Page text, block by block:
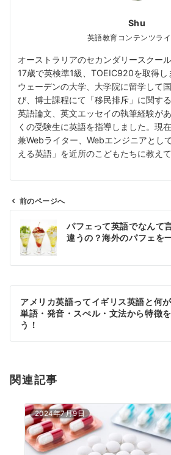
Shu
英語教育コンテンツラ
オーストラリアのセカンダリースクー
17歳で英検準1級、TOEIC920を取得し
ウェーデンの大学、大学院に留学して
び、博士課程にて「移民排斥」に関す
英語論文、英文エッセイの執筆経験が
くの受験生に英語を指導しました。現
兼Webライター、Webエンジニアとし
える英語」を近所のこどもたちに教えて
ン
前のページへ
パフェって英語でなんて
違うの？海外のパフェを
アメリカ英語ってイギリス英語と何
単語・発音・スぺル・文法から特徴
う！
関連記事
2024年7月9日